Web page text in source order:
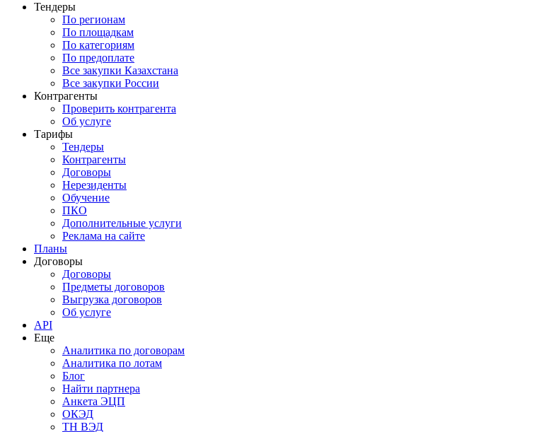
Тендеры
По регионам
По площадкам
По категориям
По предоплате
Все закупки Казахстана
Все закупки России
Контрагенты
Проверить контрагента
Об услуге
Тарифы
Тендеры
Контрагенты
Договоры
Нерезиденты
Обучение
ПКО
Дополнительные услуги
Реклама на сайте
Планы
Договоры
Договоры
Предметы договоров
Выгрузка договоров
Об услуге
API
Еще
Аналитика по договорам
Аналитика по лотам
Блог
Найти партнера
Анкета ЭЦП
ОКЭД
ТН ВЭД